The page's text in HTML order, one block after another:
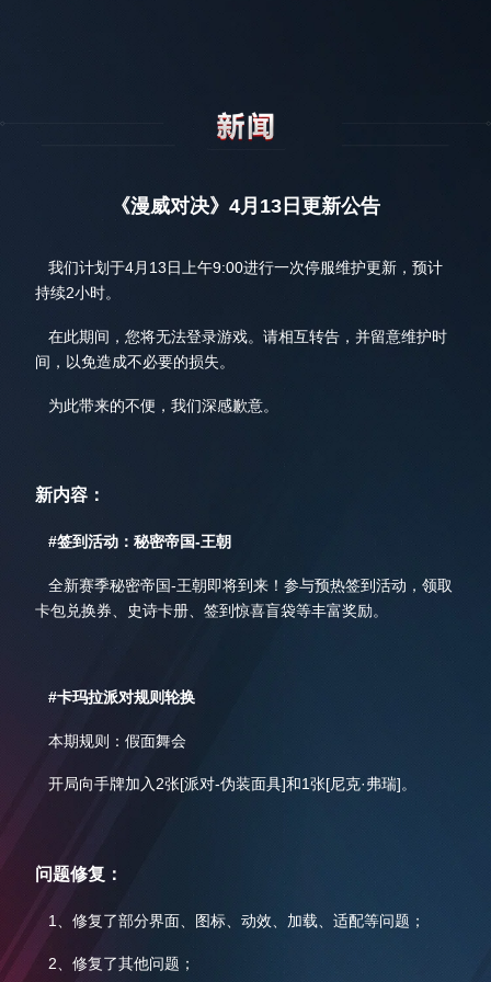
《漫威对决》4月13日更新公告
我们计划于4月13日上午9:00进行一次停服维护更新，预计
持续2小时。
在此期间，您将无法登录游戏。请相互转告，并留意维护时
间，以免造成不必要的损失。
为此带来的不便，我们深感歉意。
新内容：
#签到活动：秘密帝国-王朝
全新赛季秘密帝国-王朝即将到来！参与预热签到活动，领取
卡包兑换券、史诗卡册、签到惊喜盲袋等丰富奖励。
#卡玛拉派对规则轮换
本期规则：假面舞会
开局向手牌加入2张[派对-伪装面具]和1张[尼克·弗瑞]。
问题修复：
1、修复了部分界面、图标、动效、加载、适配等问题；
2、修复了其他问题；